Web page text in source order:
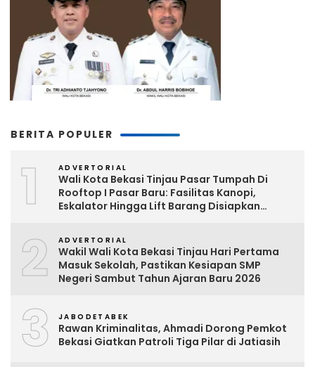
BERITA POPULER
1 ADVERTORIAL
Wali Kota Bekasi Tinjau Pasar Tumpah Di
Rooftop I Pasar Baru: Fasilitas Kanopi,
Eskalator Hingga Lift Barang Disiapkan
2 ADVERTORIAL
Wakil Wali Kota Bekasi Tinjau Hari Pertama
Masuk Sekolah, Pastikan Kesiapan SMP
Negeri Sambut Tahun Ajaran Baru 2026
3 JABODETABEK
Rawan Kriminalitas, Ahmadi Dorong Pemkot
Bekasi Giatkan Patroli Tiga Pilar di Jatiasih